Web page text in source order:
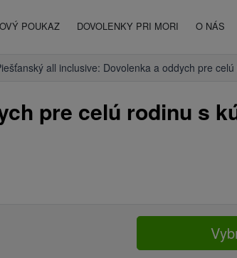
POUKAZ DOVOLENKY PRI MORI O NÁS
all inclusive: Dovolenka a oddych pre
pre celú rodinu s